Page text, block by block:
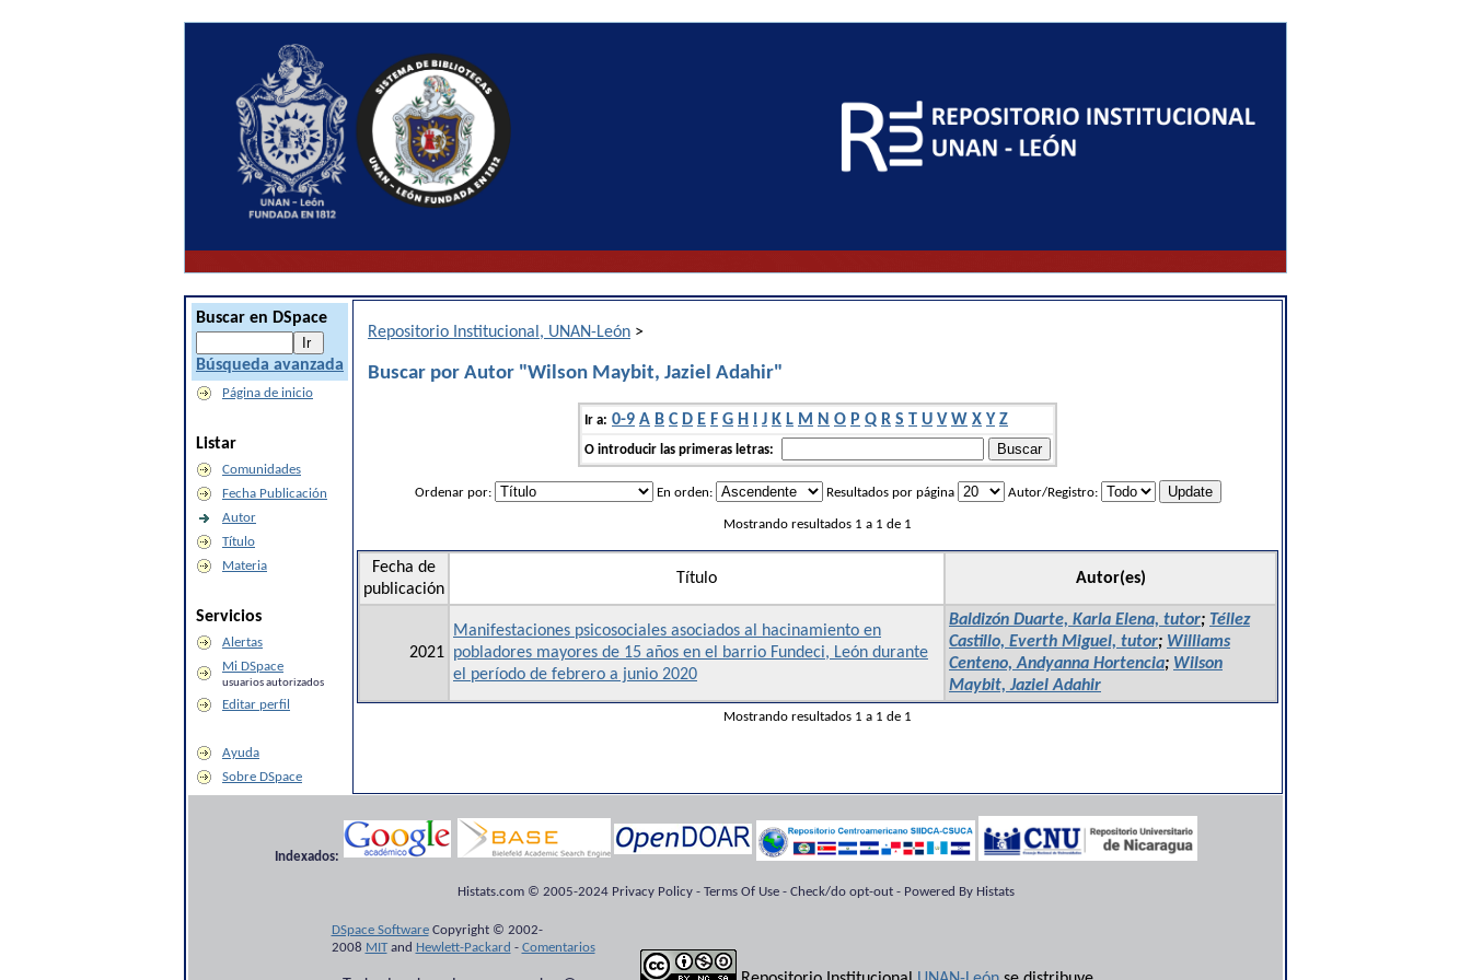
Buscar en DSpace
Búsqueda avanzada
Página de inicio
Listar
Comunidades
Fecha Publicación
Autor
Título
Materia
Servicios
Alertas
Mi DSpace
usuarios autorizados
Editar perfil
Ayuda
Sobre DSpace
Repositorio Institucional, UNAN-León >
Buscar por Autor "Wilson Maybit, Jaziel Adahir"
Ir a: 0-9 A B C D E F G H I J K L M N O P Q R S T U V W X Y Z
O introducir las primeras letras:
Ordenar por: En orden: Resultados por página Autor/Registro:
Mostrando resultados 1 a 1 de 1
Fecha de
publicación
Título Autor(es)
2021
Manifestaciones psicosociales asociados al hacinamiento en
pobladores mayores de 15 años en el barrio Fundeci, León durante
el período de febrero a junio 2020
Baldizón Duarte, Karla Elena, tutor; Téllez
Castillo, Everth Miguel, tutor; Williams
Centeno, Andyanna Hortencia; Wilson
Maybit, Jaziel Adahir
Mostrando resultados 1 a 1 de 1
Indexados:
Histats.com © 2005-2024 Privacy Policy - Terms Of Use - Check/do opt-out - Powered By Histats
DSpace SoftwareCopyright © 2002-
2008 MITand Hewlett-Packard - Comentarios